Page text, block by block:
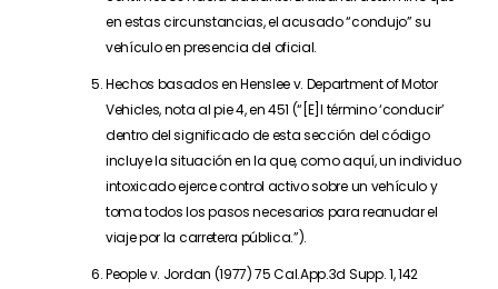
en estas circunstancias, el acusado “condujo” su
vehículo en presencia del oficial.
Hechos basados en Henslee v. Department of Motor
Vehicles, nota al pie 4, en 451 (“[E]l término ‘conducir’
dentro del significado de esta sección del código
incluye la situación en la que, como aquí, un individuo
intoxicado ejerce control activo sobre un vehículo y
toma todos los pasos necesarios para reanudar el
viaje por la carretera pública.”).
People v. Jordan (1977) 75 Cal.App.3d Supp. 1, 142